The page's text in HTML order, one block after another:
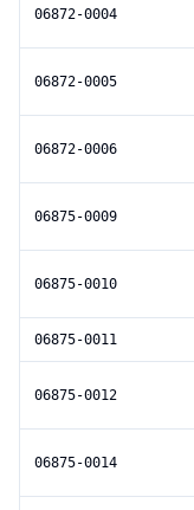
06872-0004
06872-0005
06872-0006
06875-0009
06875-0010
06875-0011
06875-0012
06875-0014